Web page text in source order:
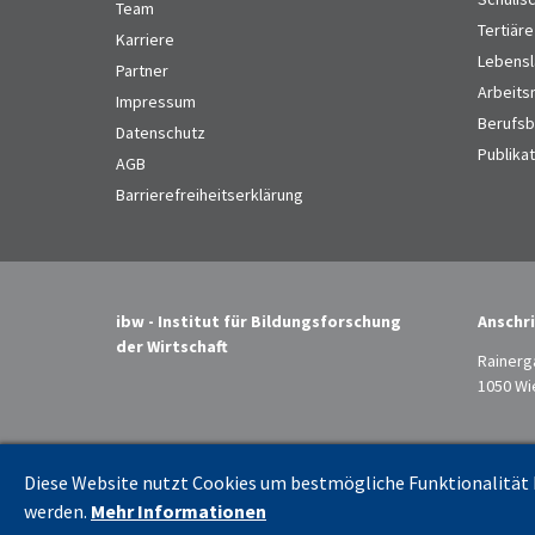
Team
Karriere
Partner
Impressum
Datenschutz
AGB
Barrierefreiheitserklärung
ibw - Institut für Bildungsforschung
der Wirtschaft
1050
Diese Website nutzt Cookies um bestmögliche Funktionalität
werden. Mehr Informationen